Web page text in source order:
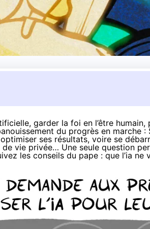
garder la foi en l’être
du progrès en marche
optimiser ses résultats, voire se
de vie privée… Une seule question
les conseils du pape : que l’ia ne